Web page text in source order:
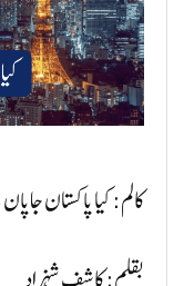
کالم: کیا پاکستان
بقلم: کاشف شہزاد